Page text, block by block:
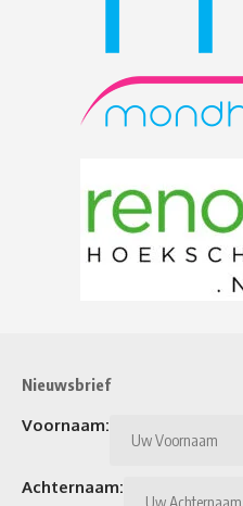
Nieuwsbrief
Voornaam:
Achternaam: